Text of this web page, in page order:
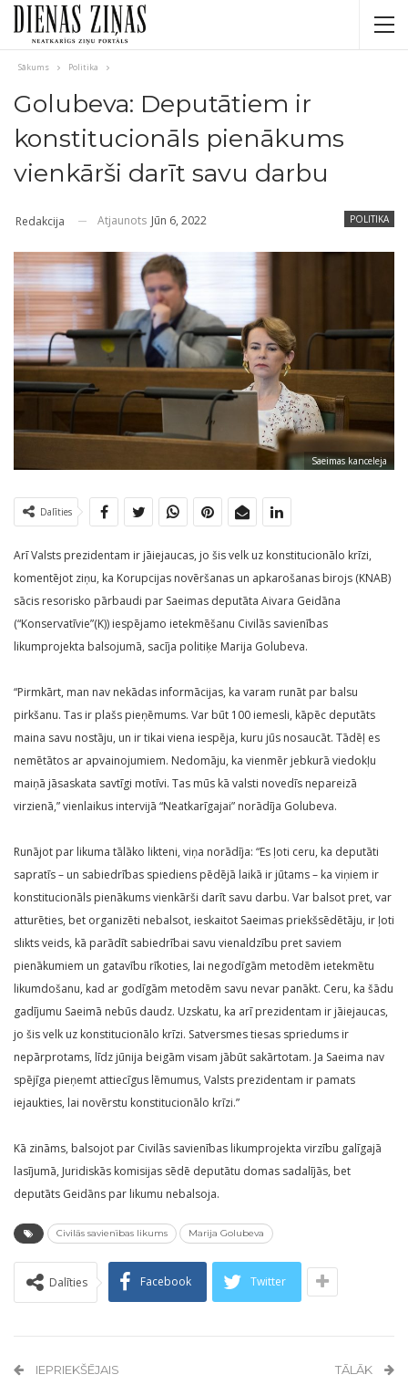
Sākums Politika
Golubeva: Deputātiem ir
konstitucionāls pienākums
vienkārši darīt savu darbu
POLITIKA
Redakcija Atjaunots Jūn 6, 2022
Saeimas kanceleja
Dalīties
Arī Valsts prezidentam ir jāiejaucas, jo šis velk uz konstitucionālo krīzi,
komentējot ziņu, ka Korupcijas novēršanas un apkarošanas birojs (KNAB)
sācis resorisko pārbaudi par Saeimas deputāta Aivara Geidāna
(“Konservatīvie”(K)) iespējamo ietekmēšanu Civilās savienības
likumprojekta balsojumā, sacīja politiķe Marija Golubeva.
“Pirmkārt, man nav nekādas informācijas, ka varam runāt par balsu
pirkšanu. Tas ir plašs pieņēmums. Var būt 100 iemesli, kāpēc deputāts
maina savu nostāju, un ir tikai viena iespēja, kuru jūs nosaucāt. Tādēļ es
nemētātos ar apvainojumiem. Nedomāju, ka vienmēr jebkurā viedokļu
maiņā jāsaskata savtīgi motīvi. Tas mūs kā valsti novedīs nepareizā
virzienā,” vienlaikus intervijā “Neatkarīgajai” norādīja Golubeva.
Runājot par likuma tālāko likteni, viņa norādīja: “Es ļoti ceru, ka deputāti
sapratīs – un sabiedrības spiediens pēdējā laikā ir jūtams – ka viņiem ir
konstitucionāls pienākums vienkārši darīt savu darbu. Var balsot pret, var
atturēties, bet organizēti nebalsot, ieskaitot Saeimas priekšsēdētāju, ir ļoti
slikts veids, kā parādīt sabiedrībai savu vienaldzību pret saviem
pienākumiem un gatavību rīkoties, lai negodīgām metodēm ietekmētu
likumdošanu, kad ar godīgām metodēm savu nevar panākt. Ceru, ka šādu
gadījumu Saeimā nebūs daudz. Uzskatu, ka arī prezidentam ir jāiejaucas,
jo šis velk uz konstitucionālo krīzi. Satversmes tiesas spriedums ir
nepārprotams, līdz jūnija beigām visam jābūt sakārtotam. Ja Saeima nav
spējīga pieņemt attiecīgus lēmumus, Valsts prezidentam ir pamats
iejaukties, lai novērstu konstitucionālo krīzi.”
Kā zināms, balsojot par Civilās savienības likumprojekta virzību galīgajā
lasījumā, Juridiskās komisijas sēdē deputātu domas sadalījās, bet
deputāts Geidāns par likumu nebalsoja.
Civilās savienības likums Marija Golubeva
Dalīties Facebook Twitter
IEPRIEKŠĒJAIS TĀLĀK